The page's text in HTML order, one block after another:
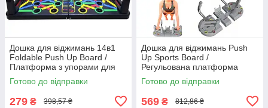
Дошка для віджимань 14в1
Foldable Push Up Board /
Платформа з упорами для
віджимань / Тренажер для
віджимання
Готово до відправки
279 ₴ 398,57 ₴
Дошка для віджимань Push
Up Sports Board /
Регульована платформа
тренажер для віджимань /
Упори від підлоги
Готово до відправки
569 ₴ 812,86 ₴